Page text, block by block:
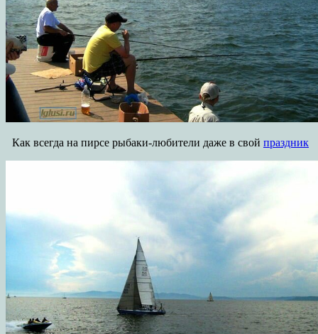
Как всегда на пирсе рыбаки-любители даже в свой праздник